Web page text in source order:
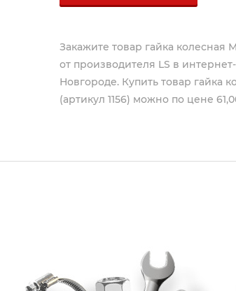
Закажите товар гайка колесная
от производителя LS в
Новгороде. Купить товар гайка
(артикул 1156) можно по цене